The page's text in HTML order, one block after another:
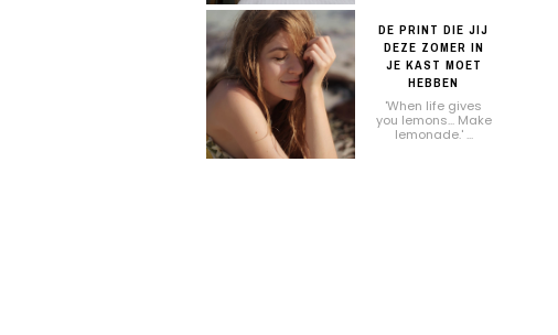
DE PRINT DIE JIJ
DEZE ZOMER IN
JE KAST MOET
HEBBEN
'When life gives
you lemons... Make
lemonade.' ...